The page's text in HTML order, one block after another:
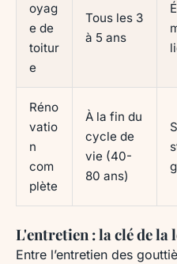
oyag
e de
toitur
e
Tous les 3
à 5 ans
Réno
vatio
n
com
plète
À la fin du
cycle de
vie (40-
80 ans)
L'entretien : la clé de la
Entre l’entretien des